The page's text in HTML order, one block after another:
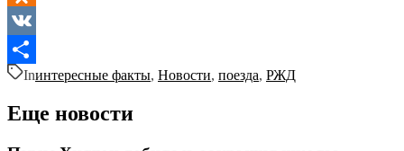
Odnoklassniki
VK
Отправить
Inинтересные факты, Новости, поезда, РЖД
Еще новости